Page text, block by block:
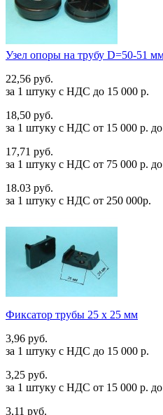
Узел опоры на трубу D=50-51
22,56 руб.
за 1 штуку c НДС до 15 000 р.
18,50 руб.
за 1 штуку c НДС от 15 000 р.
17,71 руб.
за 1 штуку c НДС от 75 000 р.
18.03 руб.
за 1 штуку c НДС от 250 000р.
Фиксатор трубы 25 х 25 мм
3,96 руб.
за 1 штуку c НДС до 15 000 р.
3,25 руб.
за 1 штуку c НДС от 15 000 р.
3,11 руб.